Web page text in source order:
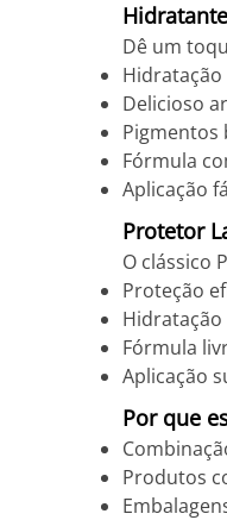
Dê um
Delicioso
Pigmentos
Fórmula
Aplicação
Protetor
O clássico
Proteção
Fórmula
Aplicação
Por que
Produtos